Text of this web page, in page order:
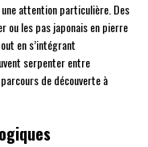
attention particulière. Des
ou les pas japonais en pierre
en s’intégrant
serpenter entre
de découverte à